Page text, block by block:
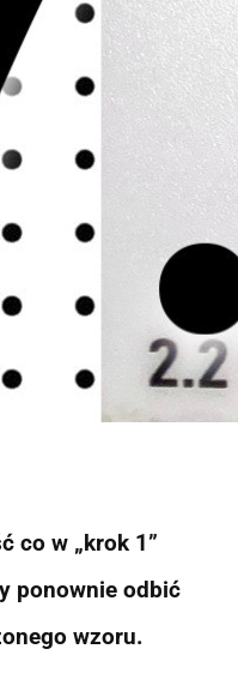
co w „krok 1”
ponownie odbić
wzoru.